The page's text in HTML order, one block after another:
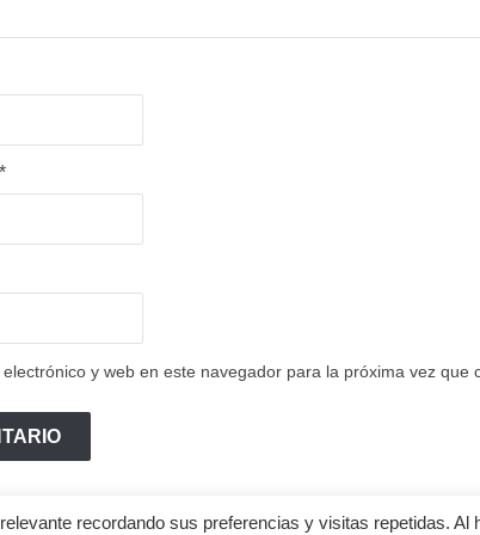
*
y web en este navegador para la próxima vez que
recordando sus preferencias y visitas repetidas. Al